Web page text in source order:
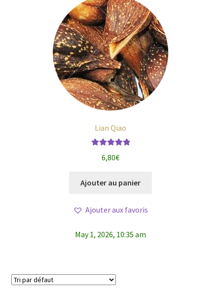
Lian Qiao
6,80€
Ajouter au panier
Ajouter aux favoris
May 1, 2026, 10:35 am